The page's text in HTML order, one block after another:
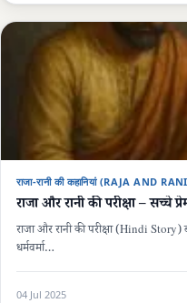
राजा-रानी की कहानियां (RAJA AND
राजा और रानी की परीक्षा – सच्चे
राजा और रानी की परीक्षा (Hindi
धर्मवर्मा…
04 Jul 2025